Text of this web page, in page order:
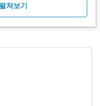
쳐보기